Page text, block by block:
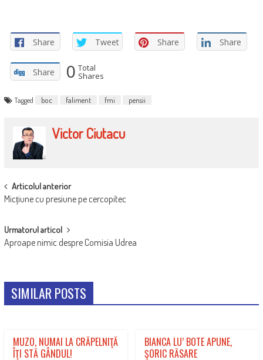
Share Tweet Share Share
Share 0 Total
Shares
Tagged boc faliment fmi pensii
Victor Ciutacu
POST
NAVIGATION
Articolul anterior
Micțiune cu presiune pe cercopitec
Urmatorul articol
Aproape nimic despre Comisia Udrea
SIMILAR POSTS
MUZO, NUMAI LA CRĂPELNIŢĂ
ÎŢI STĂ GÂNDUL!
BIANCA LU’ BOTE APUNE,
ŞORIC RĂSARE